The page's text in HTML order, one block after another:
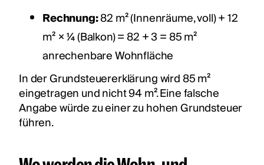
Rechnung:82 m² (Innenräume, voll) + 12
m² × ¼ (Balkon) = 82 + 3 = 85 m²
anrechenbare Wohnfläche
In der Grundsteuererklärung wird 85 m²
eingetragen und nicht 94 m². Eine falsche
Angabe würde zu einer zu hohen Grundsteuer
führen.